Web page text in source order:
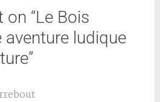
on “Le Bois
aventure ludique
”